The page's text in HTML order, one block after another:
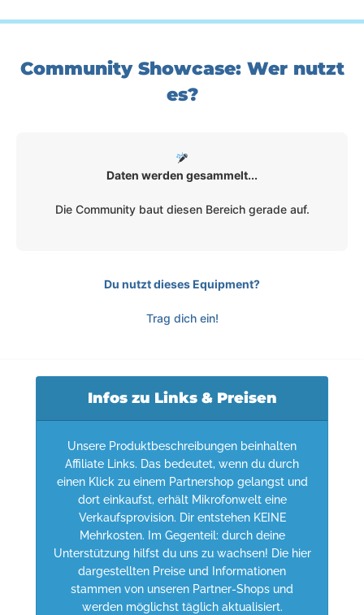
Community Showcase: Wer nutzt
es?
Daten werden gesammelt...
Die Community baut diesen Bereich gerade auf.
Du nutzt dieses Equipment?
Trag dich ein!
Infos zu Links & Preisen
Unsere Produktbeschreibungen beinhalten
Affiliate Links. Das bedeutet, wenn du durch
einen Klick zu einem Partnershop gelangst und
dort einkaufst, erhält Mikrofonwelt eine
Verkaufsprovision. Dir entstehen KEINE
Mehrkosten. Im Gegenteil: durch deine
Unterstützung hilfst du uns zu wachsen! Die hier
dargestellten Preise und Informationen
stammen von unseren Partner-Shops und
werden möglichst täglich aktualisiert.